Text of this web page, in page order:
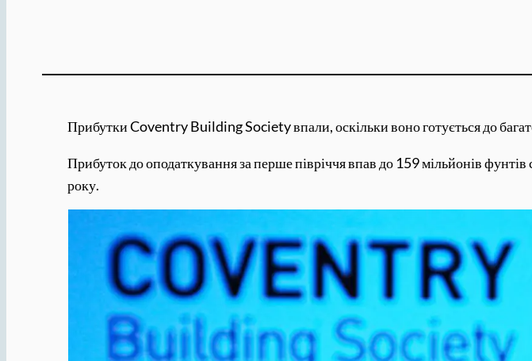
Прибутки Coventry Building Society впали, оскільки воно готується до
Прибуток до оподаткування за перше півріччя впав до 159 мільйонів
року.